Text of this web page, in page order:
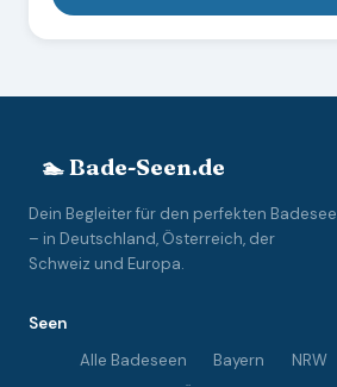
🏊 Bade-Seen.de
Dein Begleiter für den perfekten Badesee
– in Deutschland, Österreich, der
Schweiz und Europa.
Seen
Alle Badeseen
Bayern NRW